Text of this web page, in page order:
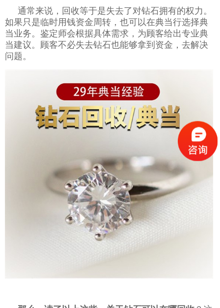
通常来说，回收等于是失去了对钻石拥有的权力。
如果只是临时用钱资金周转，也可以在典当行选择典
当业务。鉴定师会根据具体需求，为顾客给出专业典
当建议。顾客不必失去钻石也能够拿到资金，去解决
问题。